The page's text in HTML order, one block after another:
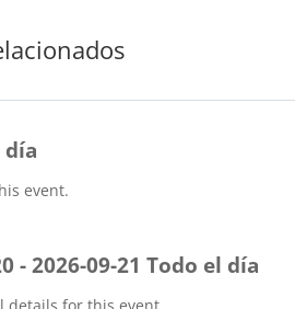
día
event.
- 2026-09-21 Todo el día